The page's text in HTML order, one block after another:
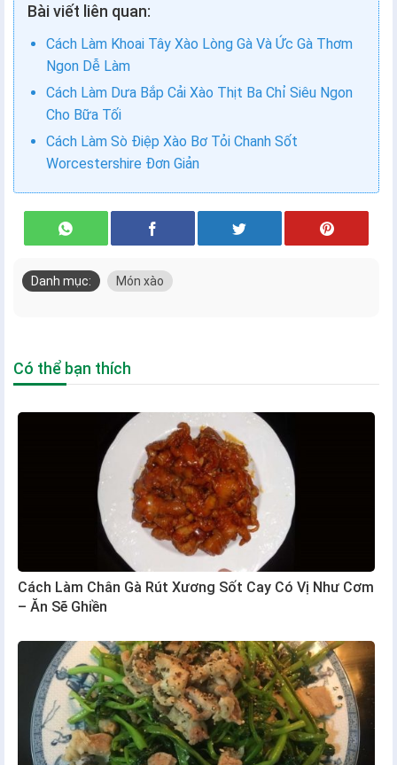
Bài viết liên quan:
Cách Làm Khoai Tây Xào Lòng Gà Và Ức Gà Thơm
Ngon Dễ Làm
Cách Làm Dưa Bắp Cải Xào Thịt Ba Chỉ Siêu Ngon
Cho Bữa Tối
Cách Làm Sò Điệp Xào Bơ Tỏi Chanh Sốt
Worcestershire Đơn Giản
Danh mục: Món xào
Có thể bạn thích
Cách Làm Chân Gà Rút Xương Sốt Cay Có Vị Như Cơm
– Ăn Sẽ Ghiền